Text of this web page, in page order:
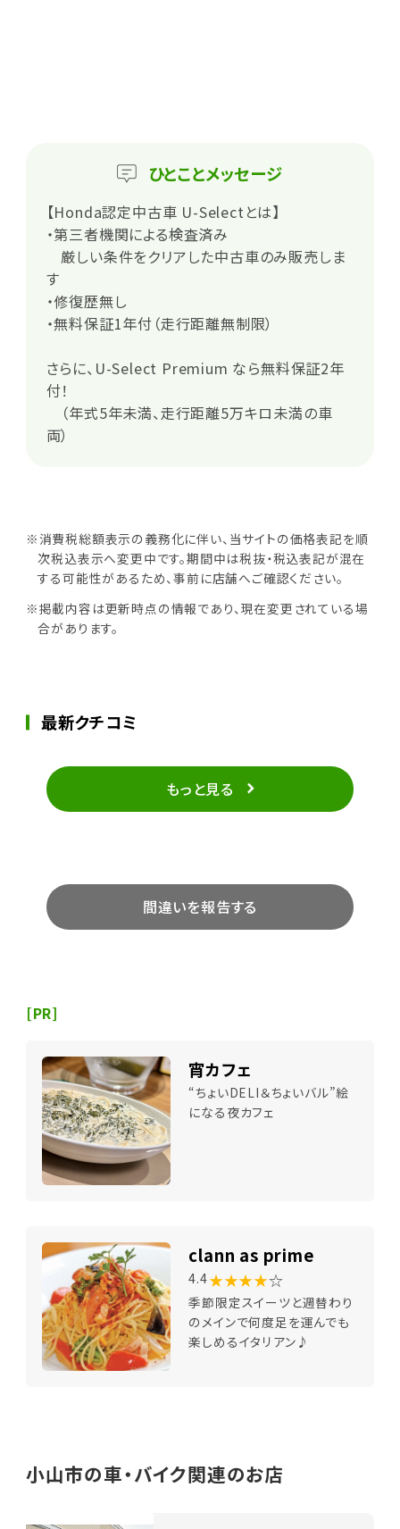
ひとことメッセージ
【Honda認定中古車 U-Selectとは】
・第三者機関による検査済み
厳しい条件をクリアした中古車のみ販売しま
す
・修復歴無し
・無料保証1年付（走行距離無制限）
さらに、U-Select Premium なら無料保証2年
付！
（年式5年未満、走行距離5万キロ未満の車
両）
※消費税総額表示の義務化に伴い、当サイトの価格表記を順
次税込表示へ変更中です。期間中は税抜・税込表記が混在
する可能性があるため、事前に店舗へご確認ください。
※掲載内容は更新時点の情報であり、現在変更されている場
合があります。
最新クチコミ
もっと見る
間違いを報告する
[PR]
宵カフェ
“ちょいDELI＆ちょいバル”絵
になる夜カフェ
clann as prime
4.4★★★★☆
季節限定スイーツと週替わり
のメインで何度足を運んでも
楽しめるイタリアン♪
小山市の車・バイク関連のお店